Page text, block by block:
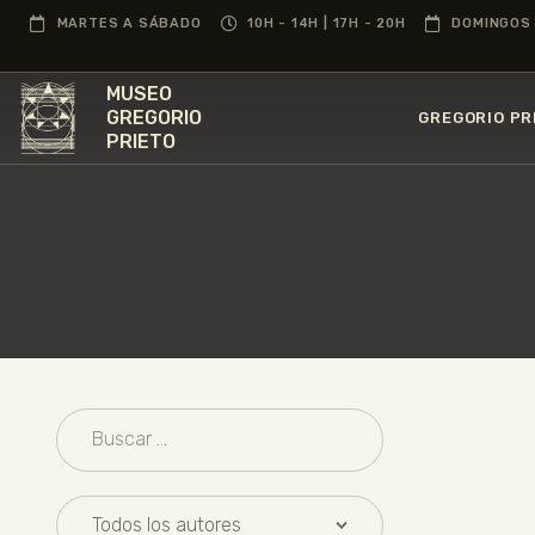
MARTES A SÁBADO 10H - 14H | 17H - 20H
MUSEO
GREGORIO
PRIETO
GREGORIO